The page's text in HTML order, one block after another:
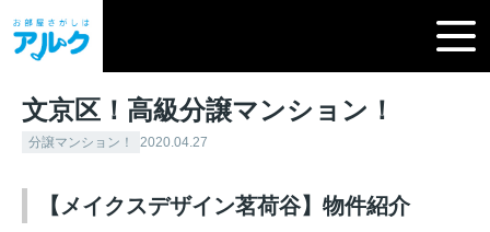
文京区！高級分譲マンション！
分譲マンション！ 2020.04.27
【メイクスデザイン茗荷谷】物件紹介